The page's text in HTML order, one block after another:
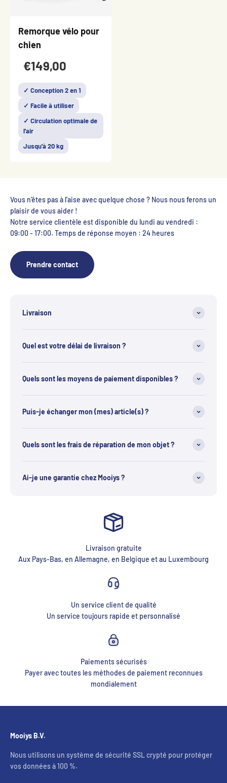
Remorque vélo pour
chien
€149,00
✓ Conception 2 en 1
✓ Facile à utiliser
✓ Circulation optimale de
l'air
Jusqu'à 20 kg
Vous n'êtes pas à l'aise avec quelque chose ? Nous nous ferons un
plaisir de vous aider !
Notre service clientèle est disponible du lundi au vendredi :
09:00 - 17:00. Temps de réponse moyen : 24 heures
Prendre contact
Livraison
Quel est votre délai de livraison ?
Quels sont les moyens de paiement disponibles ?
Puis-je échanger mon (mes) article(s) ?
Quels sont les frais de réparation de mon objet ?
Ai-je une garantie chez Mooiys ?
Livraison gratuite
Aux Pays-Bas, en Allemagne, en Belgique et au Luxembourg
Un service client de qualité
Un service toujours rapide et personnalisé
Paiements sécurisés
Payer avec toutes les méthodes de paiement reconnues
mondialement
Mooiys B.V.
Nous utilisons un système de sécurité SSL crypté pour protéger
vos données à 100 %.